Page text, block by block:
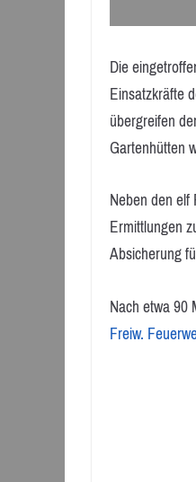
Die
Einsatzkräfte
übergreifen
Gartenhütten
Neben den
Ermittlungen
Absicherung
Nach etwa 90
Freiw.